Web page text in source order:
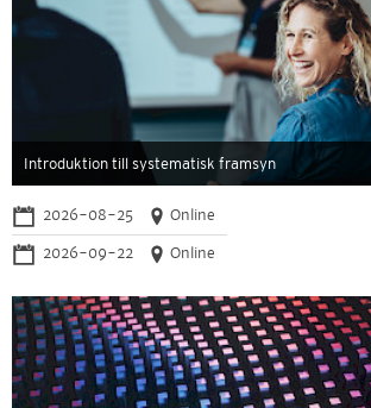
Introduktion till systematisk framsyn
2026-08-25
Online
2026-09-22
Online